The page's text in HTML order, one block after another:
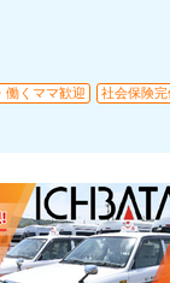
働くママ歓迎 社会保険完